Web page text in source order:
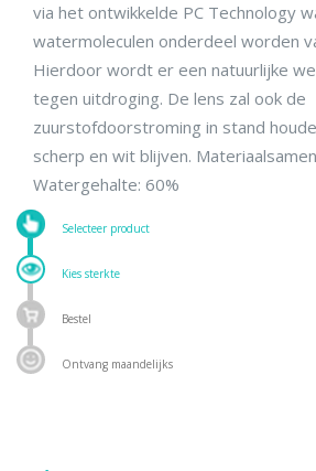
via het ontwikkelde PC Technology
watermoleculen onderdeel worden
Hierdoor wordt er een natuurlijke
tegen uitdroging. De lens zal ook de
zuurstofdoorstroming in stand
scherp en wit blijven.
Watergehalte: 60%
Selecteer product
Kies sterkte
Bestel
Ontvang maandelijks